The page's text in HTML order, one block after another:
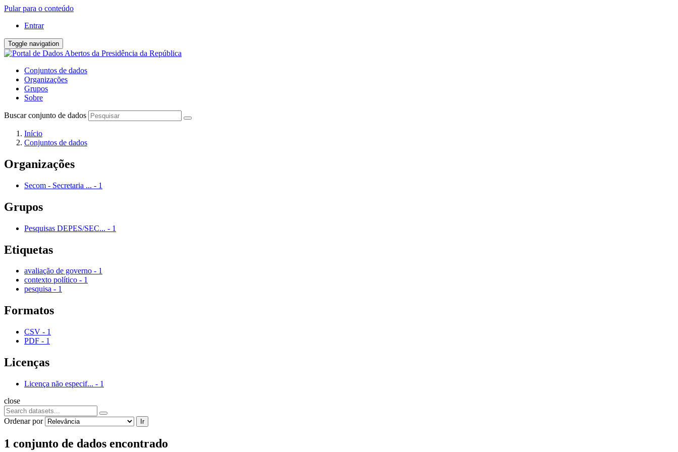
Pular para o conteúdo
Entrar
Toggle navigation
Conjuntos de dados
Organizações
Grupos
Sobre
Buscar conjunto de dados
Início
Conjuntos de dados
Organizações
Secom - Secretaria ... - 1
Grupos
Pesquisas DEPES/SEC... - 1
Etiquetas
avaliação de governo - 1
contexto político - 1
pesquisa - 1
Formatos
CSV - 1
PDF - 1
Licenças
Licença não especif... - 1
close
Ordenar por Ir
1 conjunto de dados encontrado